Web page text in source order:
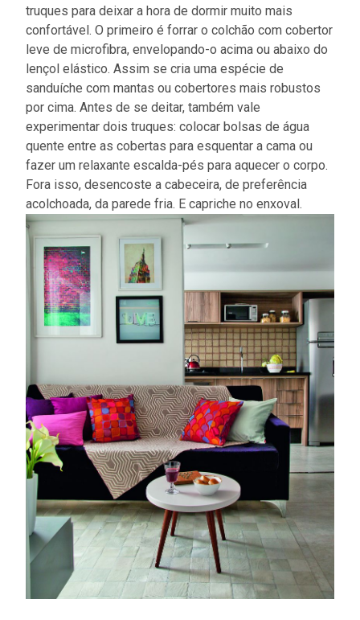
truques para deixar a hora de dormir muito mais
confortável. O primeiro é forrar o colchão com cobertor
leve de microfibra, envelopando-o acima ou abaixo do
lençol elástico. Assim se cria uma espécie de
sanduíche com mantas ou cobertores mais robustos
por cima. Antes de se deitar, também vale
experimentar dois truques: colocar bolsas de água
quente entre as cobertas para esquentar a cama ou
fazer um relaxante escalda-pés para aquecer o corpo.
Fora isso, desencoste a cabeceira, de preferência
acolchoada, da parede fria. E capriche no enxoval.